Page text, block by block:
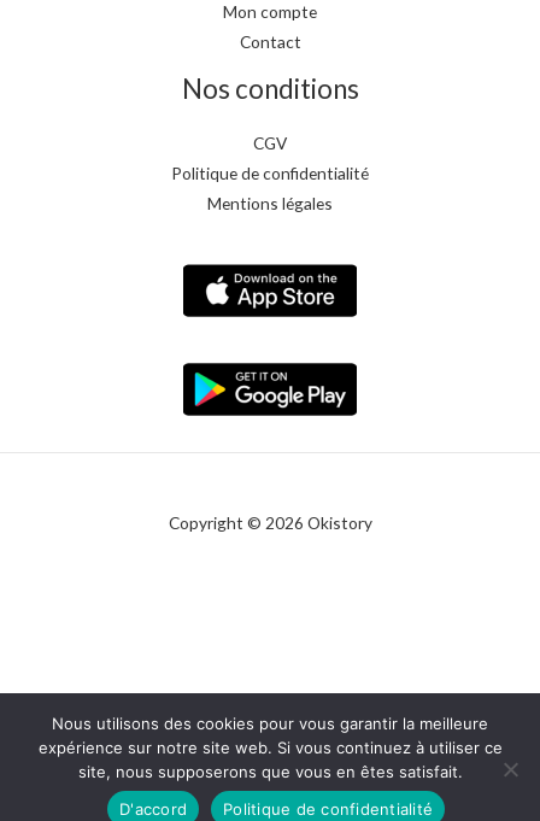
Mon compte
Contact
Nos conditions
CGV
Politique de confidentialité
Mentions légales
Copyright © 2026 Okistory
Nous utilisons des cookies pour vous garantir la meilleure
expérience sur notre site web. Si vous continuez à utiliser ce
site, nous supposerons que vous en êtes satisfait.
D'accord
Politique de confidentialité